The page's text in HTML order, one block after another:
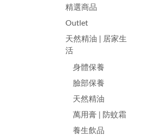
精選商品
Outlet
天然精油 | 居家生
活
身體保養
臉部保養
天然精油
萬用膏 | 防蚊霜
養生飲品